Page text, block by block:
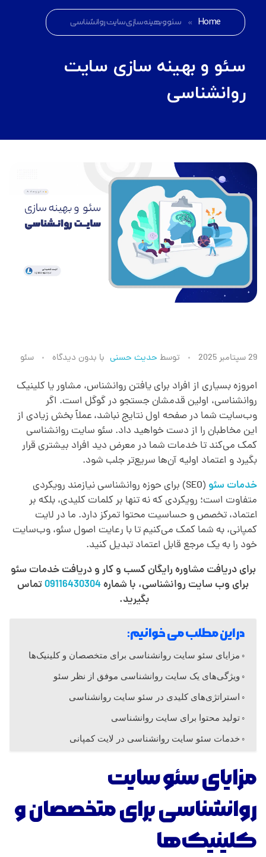
Home
» سئو و بهینه سازی سایت روانشناسی
سئو و بهینه سازی سایت
روانشناسی
س
ئ
و
و
ب
ه
ی
ه
س
ی
س
ا
29 سپتامبر 2025 توسط حدیث حسنی با بدون دیدگاه سئو
امروزه بسیاری از افراد برای یافتن روانشناس، مشاور یا کلینیک
روانشناسی، اولین قدمشان جستجو در گوگل است. اگر
وب‌سایت شما در صفحه اول نتایج نباشد، عملاً بخش زیادی از
این مخاطبان را از دست خواهید داد. سئو سایت روانشناسی
کمک می‌کند تا خدمات شما در معرض دید افراد بیشتری قرار
بگیرد و اعتماد اولیه آن‌ها سریع‌تر جلب شود.
خدمات سئو
(SEO) برای حوزه روانشناسی نیازمند رویکردی
متفاوت است؛ رویکردی که نه تنها بر کلمات کلیدی، بلکه بر
اعتماد، تخصص و حساسیت محتوا تمرکز دارد. ما در لایت
کمپانی، به شما کمک می‌کنیم تا با رعایت اصول سئو، وب‌سایت
خود را به یک مرجع قابل اعتماد تبدیل کنید.
برای دریافت مشاوره رایگان کسب و کار و دریافت خدمات سئو
برای وب سایت روانشناسی، با شماره 09116430304تماس
بگیرید.
در این مطلب می خوانیم:
مزایای سئو سایت روانشناسی برای متخصصان و کلینیک‌ها
ویژگی‌های یک سایت روانشناسی موفق از نظر سئو
استراتژی‌های کلیدی در سئو سایت روانشناسی
تولید محتوا برای سایت روانشناسی
خدمات سئو سایت روانشناسی در لایت کمپانی
مزایای سئو سایت
روانشناسی برای متخصصان و
کلینیک‌ها